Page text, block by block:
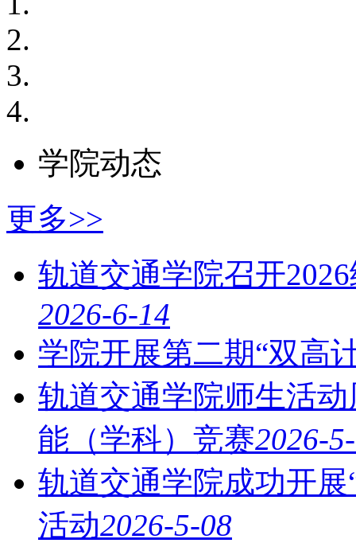
学院动态
更多>>
轨道交通学院召开
2026-6-14
学院开展第二期“双高
轨道交通学院师生活
能（学科）竞赛2026-
轨道交通学院成功开展
活动2026-5-08